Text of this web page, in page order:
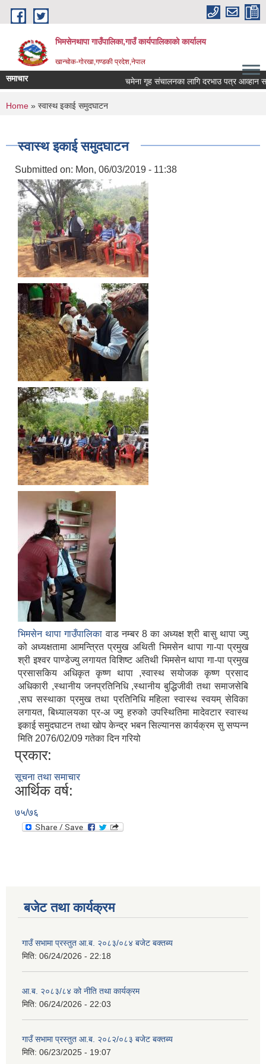
Skip to main content
भिमसेनथापा गाउँपालिका,गाउँ कार्यपालिकाकाे कार्यालय
खान्चोक-गाेरखा,गण्डकी प्रदेश,नेपाल
समाचार चमेना गृह संचालनका लागि दरभाउ पत्र आव्हान
You are here
Home » स्वास्थ इकाई समुदघाटन
स्वास्थ इकाई समुदघाटन
Submitted on: Mon, 06/03/2019 - 11:38
भिमसेन थापा गाउँपालिका वाड नम्बर 8 का अध्यक्ष श्री बासु थापा ज्यु
को अध्यक्षतामा आमन्त्रित प्रमुख अथिती भिमसेन थापा गा-पा प्रमुख
श्री इश्वर पाण्डेज्यु लगायत विशिष्ट अतिथी भिमसेन थापा गा-पा प्रमुख
प्रसासकिय अधिकृत कृष्ण थापा ,स्वास्थ सयोजक कृष्ण प्रसाद
अधिकारी ,स्थानीय जनप्रतिनिधि ,स्थानीय बुद्धिजीवी तथा समाजसेबि
,सघ सस्थाका प्रमुख तथा प्रतिनिधि महिला स्वास्थ स्वयम् सेविका
लगायत, बिध्यालयका प्र-अ ज्यु हरुको उपस्थितिमा मादेवटार स्वास्थ
इकाई समुदघाटन तथा खोप केन्द्र भबन सिल्यानस कार्यक्रम सु सप्पन्न
मिति 2076/02/09 गतेका दिन गरियो
प्रकार:
सूचना तथा समाचार
आर्थिक वर्ष:
७५/७६
बजेट तथा कार्यक्रम
गाउँ सभामा प्रस्तुत आ.ब. २०८३/०८४ बजेट बक्तब्य
मिति: 06/24/2026 - 22:18
आ.ब. २०८३/८४ को नीति तथा कार्यक्रम
मिति: 06/24/2026 - 22:03
गाउँ सभामा प्रस्तुत आ.ब. २०८२/०८३ बजेट बक्तब्य
मिति: 06/23/2025 - 19:07